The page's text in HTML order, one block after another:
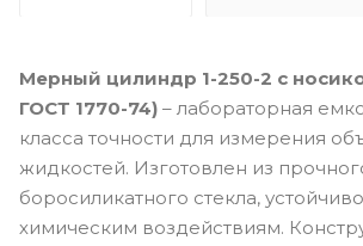
Мерный цилиндр 1-250-2 с
ГОСТ 1770-74) – лабораторная
класса точности для измерения
жидкостей. Изготовлен из
боросиликатного стекла,
химическим воздействиям.